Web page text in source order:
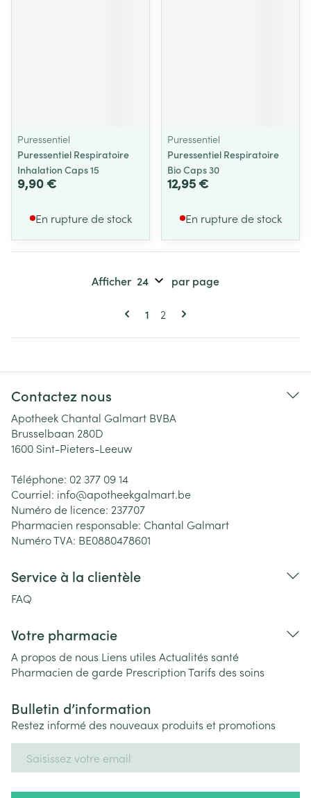
Puressentiel
Puressentiel Respiratoire
Inhalation Caps 15
9,90 €
En rupture de stock
Puressentiel
Puressentiel Respiratoire
Bio Caps 30
12,95 €
En rupture de stock
Pages
Vous lisez actuellement la page
1 Page
2
Afficher par page
Contactez nous
Apotheek Chantal Galmart BVBA
Brusselbaan 280D
1600 Sint-Pieters-Leeuw
Téléphone: 02 377 09 14
Courriel: info@apotheekgalmart.be
Numéro de licence: 237707
Pharmacien responsable: Chantal Galmart
Numéro TVA: BE0880478601
Service à la clientèle
FAQ
Votre pharmacie
A propos de nous Liens utiles Actualités santé
Pharmacien de garde PrescriptionTarifs des soins
Bulletin d’information
Restez informé des nouveaux produits et promotions